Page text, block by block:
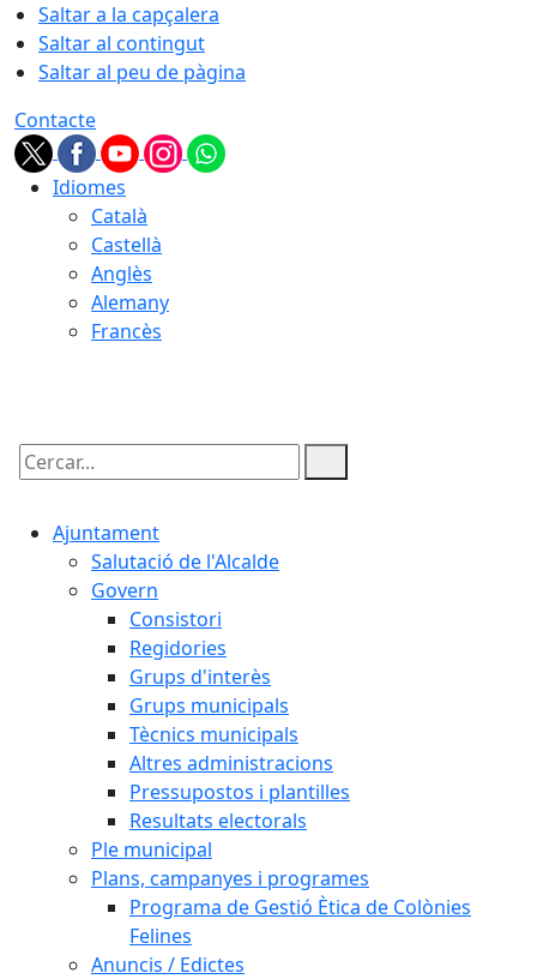
Saltar a la capçalera
Saltar al contingut
Saltar al peu de pàgina
Contacte
Idiomes
Català
Castellà
Anglès
Alemany
Francès
Cercar:
Ajuntament
Salutació de l'Alcalde
Govern
Consistori
Regidories
Grups d'interès
Grups municipals
Tècnics municipals
Altres administracions
Pressupostos i plantilles
Resultats electorals
Ple municipal
Plans, campanyes i programes
Programa de Gestió Ètica de Colònies
Felines
Anuncis / Edictes